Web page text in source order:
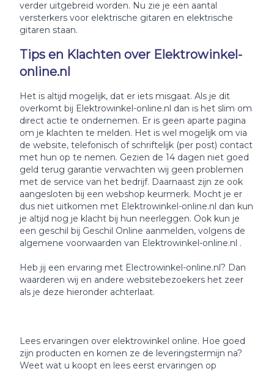
verder uitgebreid worden. Nu zie je een aantal
versterkers voor elektrische gitaren en elektrische
gitaren staan.
Tips en Klachten over Elektrowinkel-
online.nl
Het is altijd mogelijk, dat er iets misgaat. Als je dit
overkomt bij Elektrowinkel-online.nl dan is het slim om
direct actie te ondernemen. Er is geen aparte pagina
om je klachten te melden. Het is wel mogelijk om via
de website, telefonisch of schriftelijk (per post) contact
met hun op te nemen. Gezien de 14 dagen niet goed
geld terug garantie verwachten wij geen problemen
met de service van het bedrijf. Daarnaast zijn ze ook
aangesloten bij een webshop keurmerk. Mocht je er
dus niet uitkomen met Elektrowinkel-online.nl dan kun
je altijd nog je klacht bij hun neerleggen. Ook kun je
een geschil bij Geschil Online aanmelden, volgens de
algemene voorwaarden van Elektrowinkel-online.nl .
Heb jij een ervaring met Electrowinkel-online.nl? Dan
waarderen wij en andere websitebezoekers het zeer
als je deze hieronder achterlaat.
Lees ervaringen over elektrowinkel online. Hoe goed
zijn producten en komen ze de leveringstermijn na?
Weet wat u koopt en lees eerst ervaringen op